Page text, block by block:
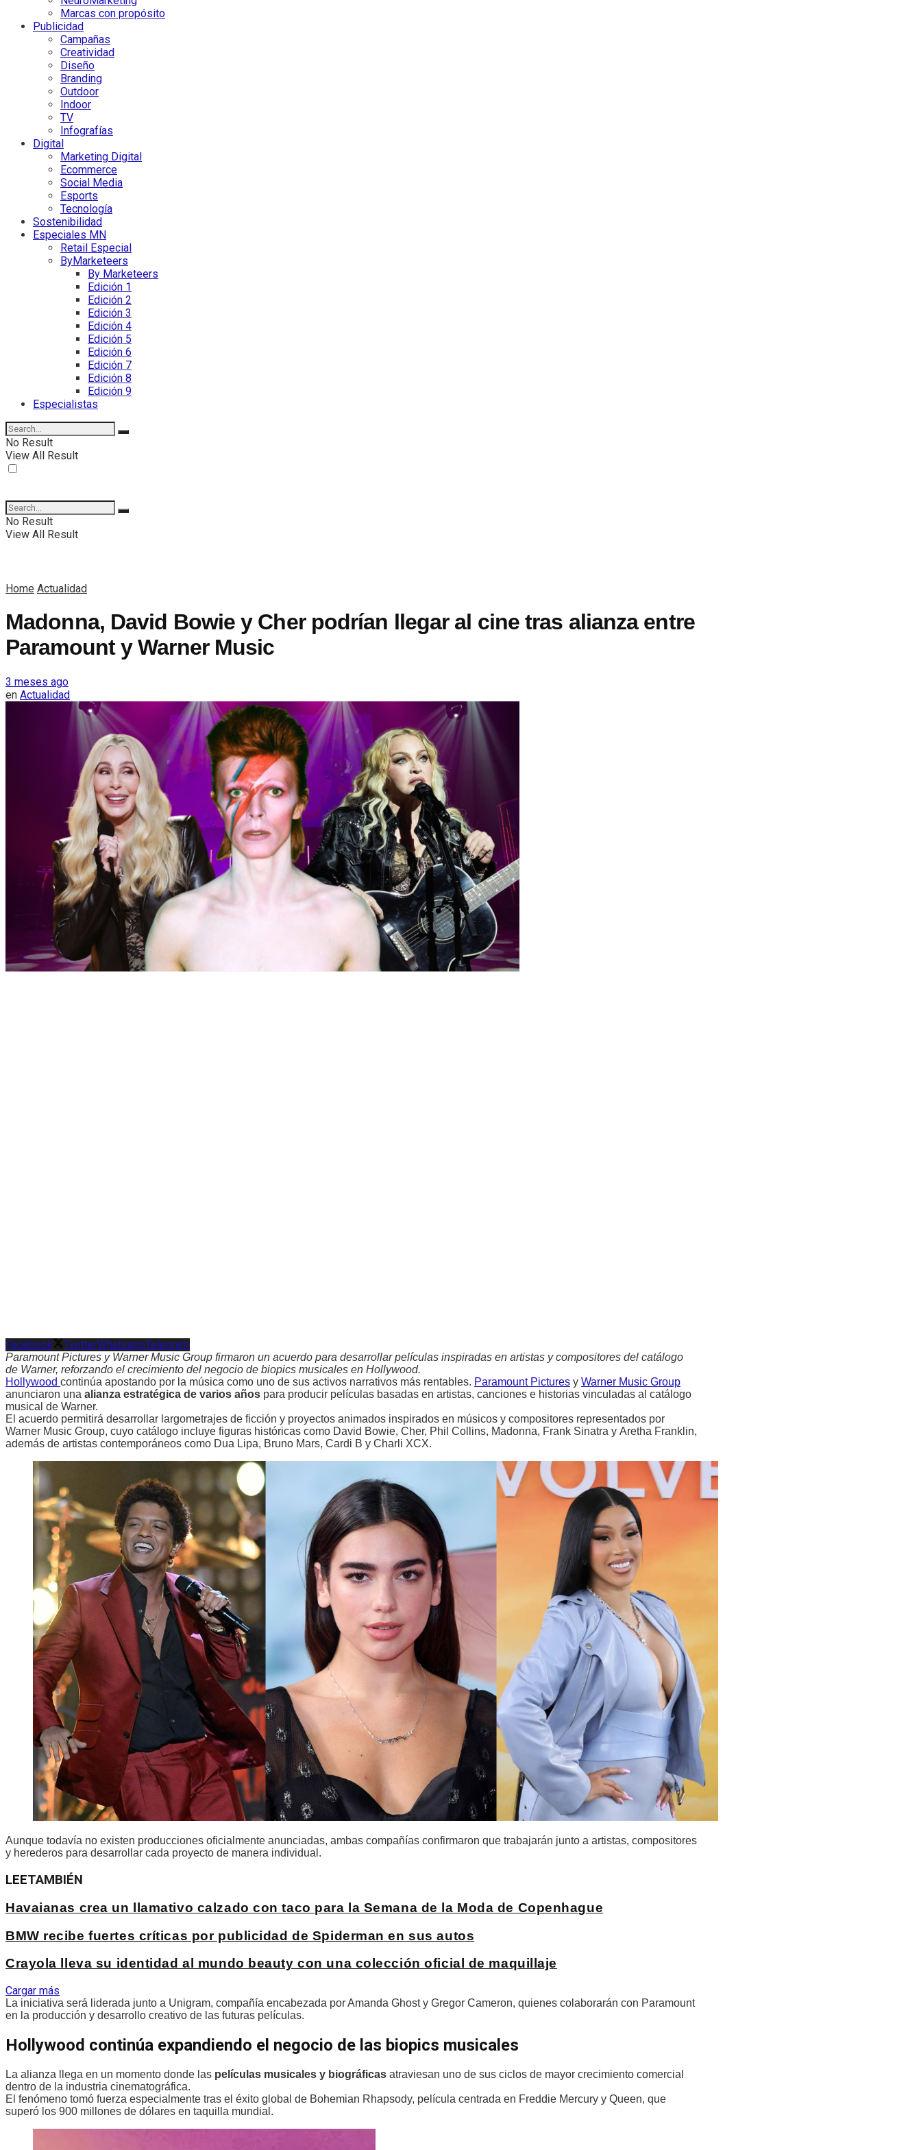
Marcas con propósito
Publicidad
Campañas
Creatividad
Diseño
Branding
Outdoor
Indoor
TV
Infografías
Digital
Marketing Digital
Ecommerce
Social Media
Esports
Tecnología
Sostenibilidad
Especiales MN
Retail Especial
ByMarketeers
By Marketeers
Edición 1
Edición 2
Edición 3
Edición 4
Edición 5
Edición 6
Edición 7
Edición 8
Edición 9
Especialistas
No Result
View All Result
No Result
View All Result
Home Actualidad
Madonna, David Bowie y Cher podrían llegar al cine tras alianza entre
Paramount y Warner Music
3 meses ago
en Actualidad
Facebook TwitterWhatsappTelegram
Paramount Pictures y Warner Music Group firmaron un acuerdo para desarrollar películas inspiradas en artistas y compositores del catálogo
de Warner, reforzando el crecimiento del negocio de biopics musicales en Hollywood.
Hollywood continúa apostando por la música como uno de sus activos narrativos más rentables. Paramount Pictures y Warner Music Group
anunciaron una alianza estratégica de varios años para producir películas basadas en artistas, canciones e historias vinculadas al catálogo
musical de Warner.
El acuerdo permitirá desarrollar largometrajes de ficción y proyectos animados inspirados en músicos y compositores representados por
Warner Music Group, cuyo catálogo incluye figuras históricas como David Bowie, Cher, Phil Collins, Madonna, Frank Sinatra y Aretha Franklin,
además de artistas contemporáneos como Dua Lipa, Bruno Mars, Cardi B y Charli XCX.
Aunque todavía no existen producciones oficialmente anunciadas, ambas compañías confirmaron que trabajarán junto a artistas, compositores
y herederos para desarrollar cada proyecto de manera individual.
LEETAMBIÉN
Havaianas crea un llamativo calzado con taco para la Semana de la Moda de Copenhague
BMW recibe fuertes críticas por publicidad de Spiderman en sus autos
Crayola lleva su identidad al mundo beauty con una colección oficial de maquillaje
Cargar más
La iniciativa será liderada junto a Unigram, compañía encabezada por Amanda Ghost y Gregor Cameron, quienes colaborarán con Paramount
en la producción y desarrollo creativo de las futuras películas.
Hollywood continúa expandiendo el negocio de las biopics musicales
La alianza llega en un momento donde las películas musicales y biográficas atraviesan uno de sus ciclos de mayor crecimiento comercial
dentro de la industria cinematográfica.
El fenómeno tomó fuerza especialmente tras el éxito global de Bohemian Rhapsody, película centrada en Freddie Mercury y Queen, que
superó los 900 millones de dólares en taquilla mundial.